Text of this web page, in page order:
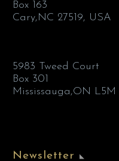
Box 163
Cary,NC 27519, USA
5983 Tweed Court
Box 301
Mississauga,ON
Newsletter